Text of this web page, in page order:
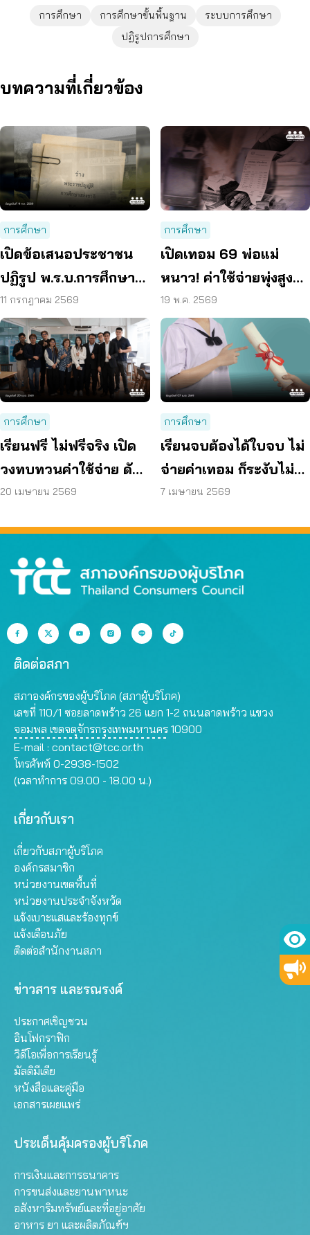
การศึกษา การศึกษาขั้นพื้นฐาน
ระบบการศึกษา
ปฏิรูปการศึกษา
บทความที่เกี่ยวข้อง
การศึกษา
เปิดข้อเสนอประชาชน
ปฏิรูป พ.ร.บ.การศึกษา
แห่งชาติ ลดเหลื่อมล้ำ –
เพิ่มคุณภาพผู้เรียน
11 กรกฎาคม 2569
การศึกษา
เปิดเทอม 69 พ่อแม่
หนาว! ค่าใช้จ่ายพุ่งสูงสุด
รอบ 17 ปี “เรียนฟรีไม่มี
จริง”
19 พ.ค. 2569
การศึกษา
เรียนฟรี ไม่ฟรีจริง เปิด
วงทบทวนค่าใช้จ่าย ดัน
แก้ พ.ร.บ.การศึกษาฯ
20 เมษายน 2569
การศึกษา
เรียนจบต้องได้ใบจบ ไม่
จ่ายค่าเทอม ก็ระงับไม่ได้
หนุนสถานศึกษาใช้ทั่ว
7 เมษายน 2569
ติดต่อสภา
สภาองค์กรของผู้บริโภค (สภาผู้บริโภค)
เลขที่ 110/1 ซอยลาดพร้าว 26 แยก 1-2 ถนนลาดพร้าว แขวง
จอมพล เขตจตุจักรกรุงเทพมหานคร 10900
E-mail : contact@tcc.or.th
โทรศัพท์ 0-2938-1502
(เวลาทำการ 09.00 - 18.00 น.)
เกี่ยวกับเรา
เกี่ยวกับสภาผู้บริโภค
องค์กรสมาชิก
หน่วยงานเขตพื้นที่
หน่วยงานประจำจังหวัด
แจ้งเบาะแสและร้องทุกข์
แจ้งเตือนภัย
ติดต่อสำนักงานสภา
ข่าวสาร และรณรงค์
ประกาศเชิญชวน
อินโฟกราฟิก
วิดีโอเพื่อการเรียนรู้
มัลติมีเดีย
หนังสือและคู่มือ
เอกสารเผยแพร่
ประเด็นคุ้มครองผู้บริโภค
การเงินและการธนาคาร
การขนส่งและยานพาหนะ
อสังหาริมทรัพย์และที่อยู่อาศัย
อาหาร ยา และผลิตภัณฑ์ฯ